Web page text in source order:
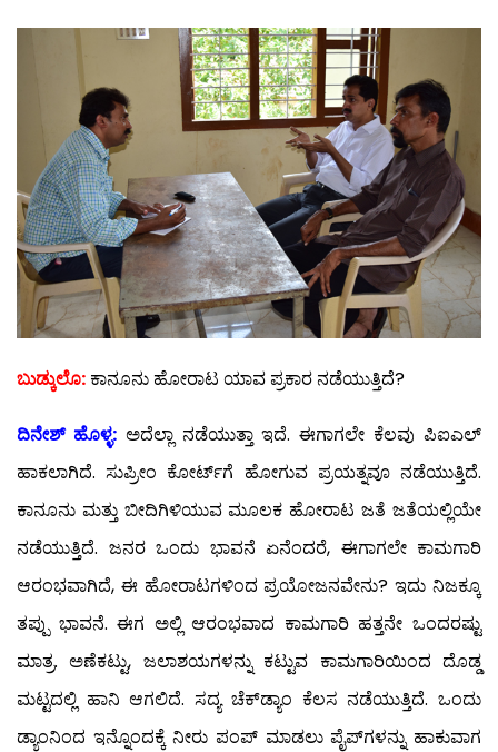
ಬುಡ್ಕುಲೊ: ಕಾನೂನು ಹೋರಾಟ ಯಾವ ಪ್ರಕಾರ ನಡೆಯುತ್ತಿದೆ?
ದಿನೇಶ್ ಹೊಳ್ಳ: ಅದೆಲ್ಲಾ ನಡೆಯುತ್ತಾ ಇದೆ. ಈಗಾಗಲೇ ಕೆಲವು ಪಿಐಎಲ್
ಹಾಕಲಾಗಿದೆ. ಸುಪ್ರೀಂ ಕೋರ್ಟ್‍ಗೆ ಹೋಗುವ ಪ್ರಯತ್ನವೂ ನಡೆಯುತ್ತಿದೆ.
ಕಾನೂನು ಮತ್ತು ಬೀದಿಗಿಳಿಯುವ ಮೂಲಕ ಹೋರಾಟ ಜತೆ ಜತೆಯಲ್ಲಿಯೇ
ನಡೆಯುತ್ತಿದೆ. ಜನರ ಒಂದು ಭಾವನೆ ಏನೆಂದರೆ, ಈಗಾಗಲೇ ಕಾಮಗಾರಿ
ಆರಂಭವಾಗಿದೆ, ಈ ಹೋರಾಟಗಳಿಂದ ಪ್ರಯೋಜನವೇನು? ಇದು ನಿಜಕ್ಕೂ
ತಪ್ಪು ಭಾವನೆ. ಈಗ ಅಲ್ಲಿ ಆರಂಭವಾದ ಕಾಮಗಾರಿ ಹತ್ತನೇ ಒಂದರಷ್ಟು
ಮಾತ್ರ. ಅಣೆಕಟ್ಟು, ಜಲಾಶಯಗಳನ್ನು ಕಟ್ಟುವ ಕಾಮಗಾರಿಯಿಂದ ದೊಡ್ಡ
ಮಟ್ಟದಲ್ಲಿ ಹಾನಿ ಆಗಲಿದೆ. ಸದ್ಯ ಚೆಕ್‍ಡ್ಯಾಂ ಕೆಲಸ ನಡೆಯುತ್ತಿದೆ. ಒಂದು
ಡ್ಯಾಂನಿಂದ ಇನ್ನೊಂದಕ್ಕೆ ನೀರು ಪಂಪ್ ಮಾಡಲು ಪೈಪ್‍ಗಳನ್ನು ಹಾಕುವಾಗ